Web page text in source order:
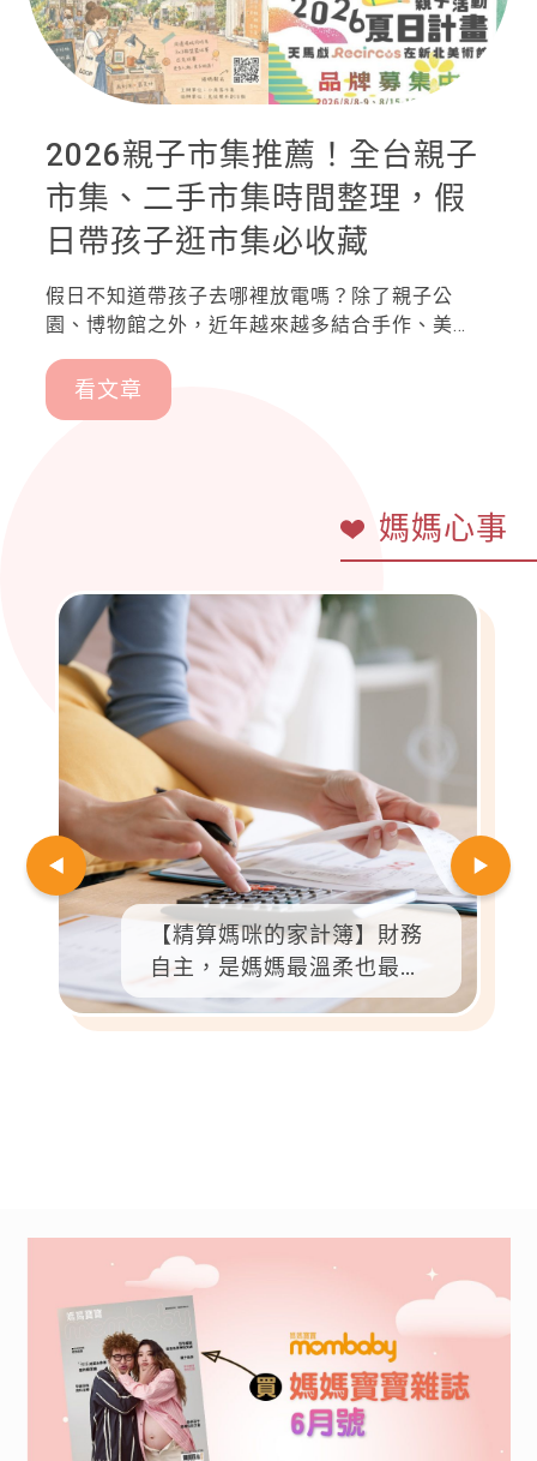
2026親子市集推薦！全台親子
市集、二手市集時間整理，假
日帶孩子逛市集必收藏
假日不知道帶孩子去哪裡放電嗎？除了親子公
園、博物館之外，近年越來越多結合手作、美
食、玩具交換、二手童物與親子互動體驗的親子
市集，成為爸爸媽媽最喜歡的假日行程。不論想
逛特色文創、尋找童玩，還是讓孩子參加手作活
看文章
媽媽心事
【精算媽咪的家計簿】財務
自主，是媽媽最溫柔也最有
力的光